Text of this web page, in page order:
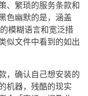
、繁琐的服务条款和
色幽默的是，涵盖
模糊语言和宽泛措
似文件中看到的如出
，确认自己想安装的
机器，残酷的现实